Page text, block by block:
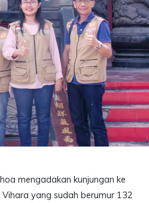
mengadakan kunjungan ke
yang sudah berumur 132